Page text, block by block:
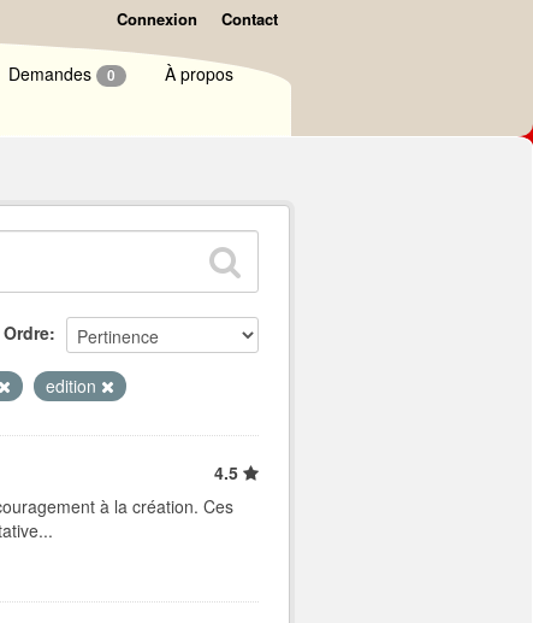
Connexion Contact
Demandes 0 À propos
Ordre
edition
4.5
à la création. Ces